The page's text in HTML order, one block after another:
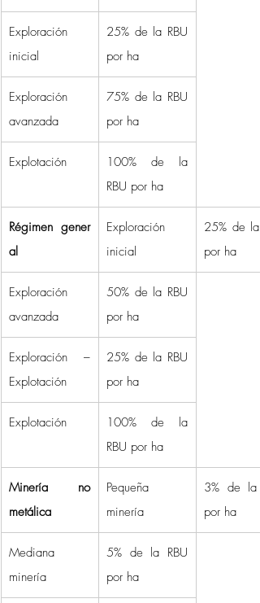
Exploración
inicial
25% de la RBU
por ha
Exploración
avanzada
75% de la RBU
por ha
Explotación
100% de la
RBU por ha
Régimen gener
al
Exploración
inicial
25% de la
por ha
Exploración
avanzada
50% de la RBU
por ha
Exploración –
Explotación
25% de la RBU
por ha
Explotación
100% de la
RBU por ha
Minería no
metálica
Pequeña
minería
3% de la
por ha
Mediana
minería
5% de la RBU
por ha